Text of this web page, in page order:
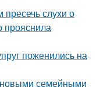
слухи о
прояснила
поженились на
новыми семейными